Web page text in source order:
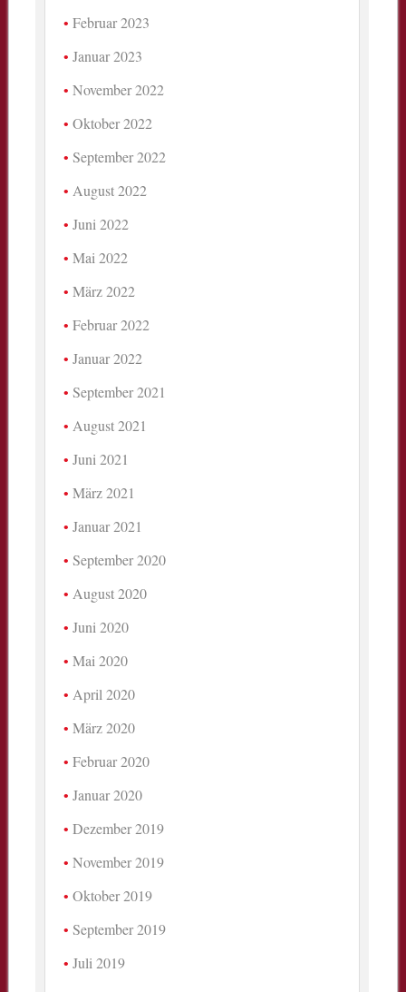
Februar 2023
Januar 2023
November 2022
Oktober 2022
September 2022
August 2022
Juni 2022
Mai 2022
März 2022
Februar 2022
Januar 2022
September 2021
August 2021
Juni 2021
März 2021
Januar 2021
September 2020
August 2020
Juni 2020
Mai 2020
April 2020
März 2020
Februar 2020
Januar 2020
Dezember 2019
November 2019
Oktober 2019
September 2019
Juli 2019